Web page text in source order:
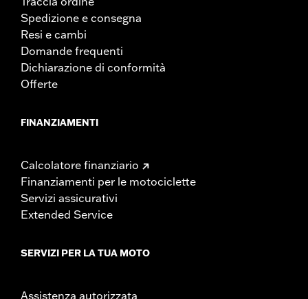
Spedizione e consegna
Resi e cambi
Domande frequenti
Dichiarazione di conformità
Offerte
FINANZIAMENTI
Calcolatore finanziario
Finanziamenti per le motociclette
Servizi assicurativi
Extended Service
SERVIZI PER LA TUA MOTO
Assistenza autorizzata